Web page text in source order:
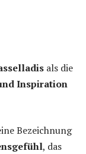
als die
Inspiration
Bezeichnung
, das